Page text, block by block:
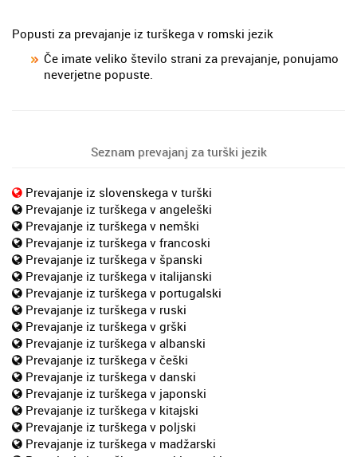
Popusti za prevajanje iz turškega v romski jezik
Če imate veliko število strani za prevajanje, ponujamo
neverjetne popuste.
Seznam prevajanj za turški jezik
Prevajanje iz slovenskega v turški
Prevajanje iz turškega v angeleški
Prevajanje iz turškega v nemški
Prevajanje iz turškega v francoski
Prevajanje iz turškega v španski
Prevajanje iz turškega v italijanski
Prevajanje iz turškega v portugalski
Prevajanje iz turškega v ruski
Prevajanje iz turškega v grški
Prevajanje iz turškega v albanski
Prevajanje iz turškega v češki
Prevajanje iz turškega v danski
Prevajanje iz turškega v japonski
Prevajanje iz turškega v kitajski
Prevajanje iz turškega v poljski
Prevajanje iz turškega v madžarski